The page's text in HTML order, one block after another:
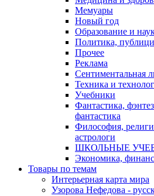
Мемуары
Новый год
Образование и
Политика,
Прочее
Реклама
Сентиментальная
Техника и
Учебники
Фантастика,
фантастика
Философия,
астрологи
ШКОЛЬНЫЕ
Экономика,
Товары по темам
Интерьерная карта мира
Узорова Нефедова -